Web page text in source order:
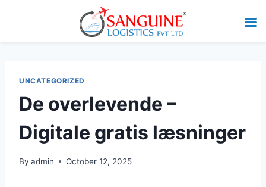
UNCATEGORIZED
De overlevende –
Digitale gratis læsninger
By admin October 12, 2025